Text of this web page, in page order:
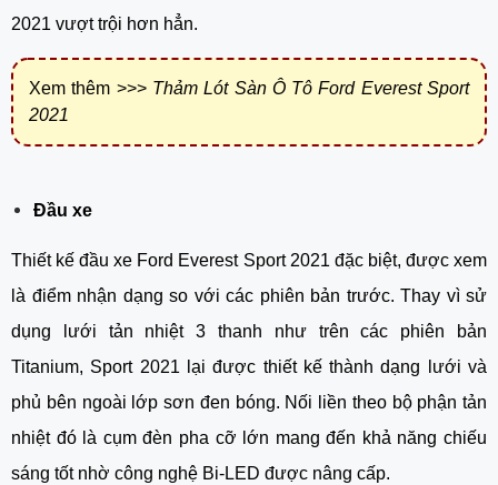
2021 vượt trội hơn hẳn.
Xem thêm >>> Thảm Lót Sàn Ô Tô Ford Everest Sport
2021
Đầu xe
Thiết kế đầu xe Ford Everest Sport 2021 đặc biệt, được xem
là điểm nhận dạng so với các phiên bản trước. Thay vì sử
dụng lưới tản nhiệt 3 thanh như trên các phiên bản
Titanium, Sport 2021 lại được thiết kế thành dạng lưới và
phủ bên ngoài lớp sơn đen bóng. Nối liền theo bộ phận tản
nhiệt đó là cụm đèn pha cỡ lớn mang đến khả năng chiếu
sáng tốt nhờ công nghệ Bi-LED được nâng cấp.